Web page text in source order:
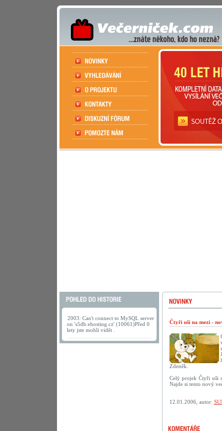
2003: Can't connect to MySQL server
on 's5db.ehosting.cz' (10061)Před 0
lety jste mohli vidět .
Čtyři uši na mezi -
Zdeněk.
Celý projek Čtyři uši
Najde si tento nový
12.01.2006, autor: